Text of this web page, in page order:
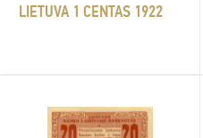
LIETUVA 1 CENTAS 1922